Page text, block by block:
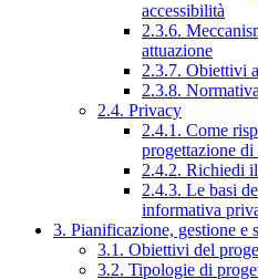
accessibilità
2.3.6.
attuazione
2.3.7. Obiettivi
2.3.8.
2.4. Privacy
2.4.1. Come
progettazione
2.4.2. Richiedi
2.4.3. Le basi
informativa
3. Pianificazione, gestione e
3.1. Obiettivi del
3.2. Tipologie di